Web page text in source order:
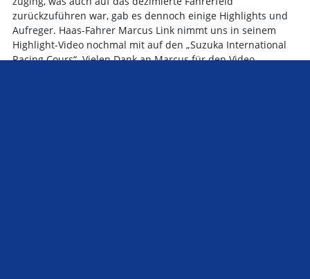
zurückzuführen war, gab es dennoch einige Highlights und
Aufreger. Haas-Fahrer Marcus Link nimmt uns in seinem
Highlight-Video nochmal mit auf den „Suzuka International
Racing Cours“. Vielen Dank an Marcus für den Video-